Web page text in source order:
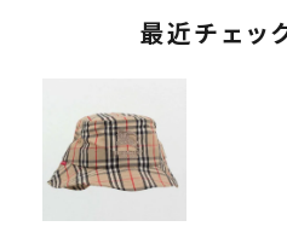
最近チェッ